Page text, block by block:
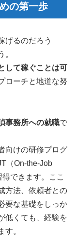
の第一歩
げるのだろう
。
して稼ぐことは可
ローチと地道な努
事務所への就職で
向けの研修プログ
（On-the-Job
できます。ここ
方法、依頼者との
要な基礎をしっか
低くても、経験を
す。